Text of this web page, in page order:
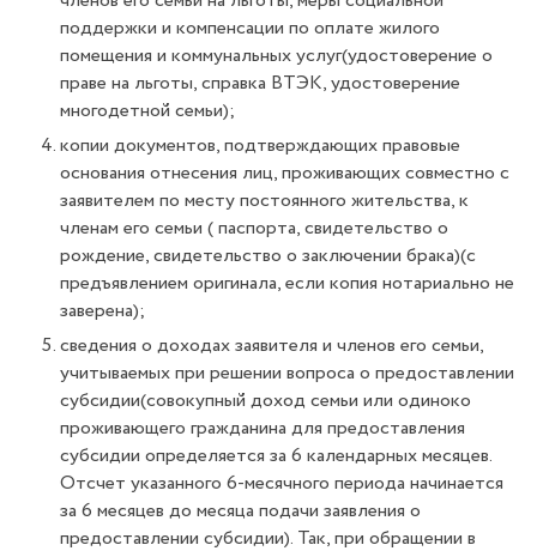
поддержки и компенсации по оплате жилого
помещения и коммунальных услуг(удостоверение о
праве на льготы, справка ВТЭК, удостоверение
многодетной семьи);
копии документов, подтверждающих правовые
основания отнесения лиц, проживающих совместно с
заявителем по месту постоянного жительства, к
членам его семьи ( паспорта, свидетельство о
рождение, свидетельство о заключении брака)(с
предъявлением оригинала, если копия нотариально не
заверена);
сведения о доходах заявителя и членов его семьи,
учитываемых при решении вопроса о предоставлении
субсидии(совокупный доход семьи или одиноко
проживающего гражданина для предоставления
субсидии определяется за 6 календарных месяцев.
Отсчет указанного 6-месячного периода начинается
за 6 месяцев до месяца подачи заявления о
предоставлении субсидии). Так, при обращении в